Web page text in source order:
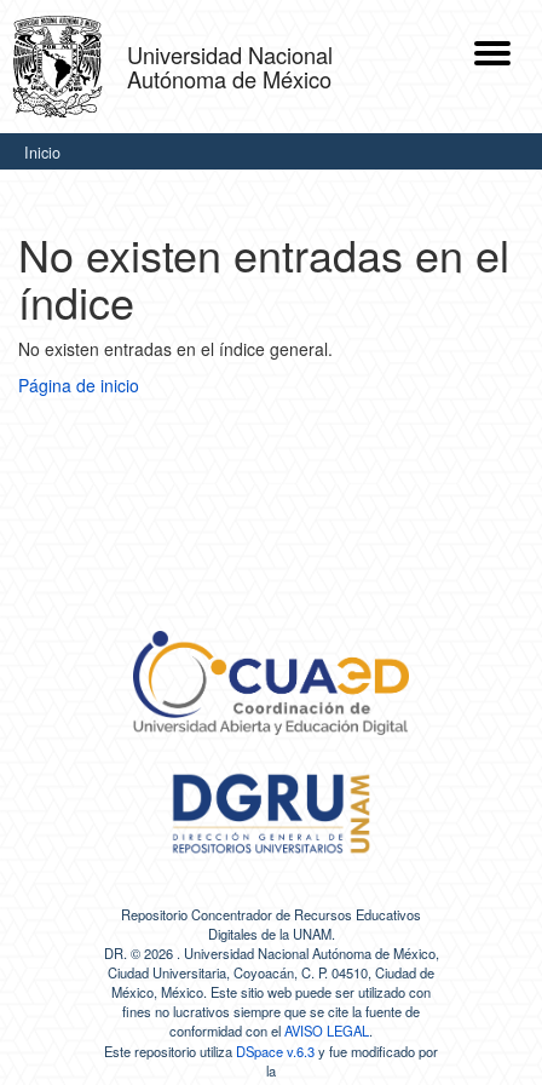
navigation
Universidad Nacional
Autónoma de México
Inicio
No existen entradas en el
índice
No existen entradas en el índice general.
Página de inicio
Repositorio Concentrador de Recursos Educativos
Digitales de la UNAM.
DR. ©2026 . Universidad Nacional Autónoma de México,
Ciudad Universitaria, Coyoacán, C. P. 04510, Ciudad de
México, México. Este sitio web puede ser utilizado con
fines no lucrativos siempre que se cite la fuente de
conformidad con elAVISO LEGAL .
Este repositorio utiliza DSpace v.6.3y fue modificado por
la